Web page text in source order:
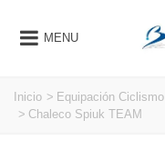
MENU
Inicio > Equipación Ciclismo
> Chaleco Spiuk TEAM